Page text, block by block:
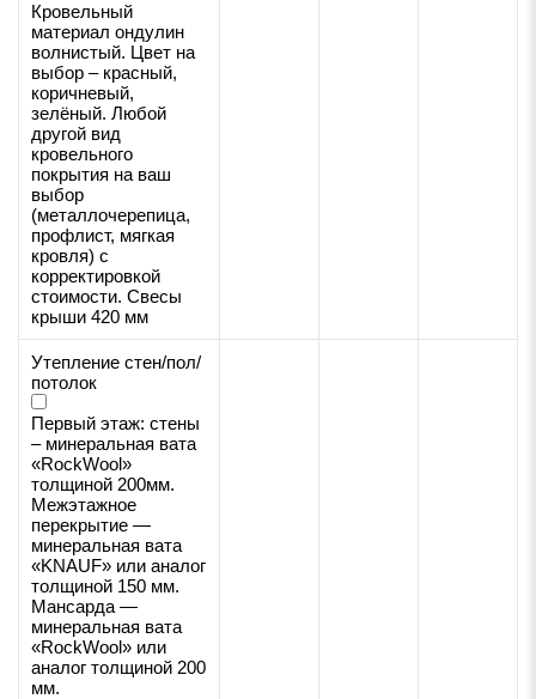
Кровельный
материал ондулин
волнистый. Цвет на
выбор – красный,
коричневый,
зелёный. Любой
другой вид
кровельного
покрытия на ваш
выбор
(металлочерепица,
профлист, мягкая
кровля) с
корректировкой
стоимости. Свесы
крыши 420 мм
Утепление стен/пол/
потолок
Первый этаж: стены
– минеральная вата
«RockWool»
толщиной 200мм.
Межэтажное
перекрытие —
минеральная вата
«KNAUF» или аналог
толщиной 150 мм.
Мансарда —
минеральная вата
«RockWool» или
аналог толщиной 200
мм.